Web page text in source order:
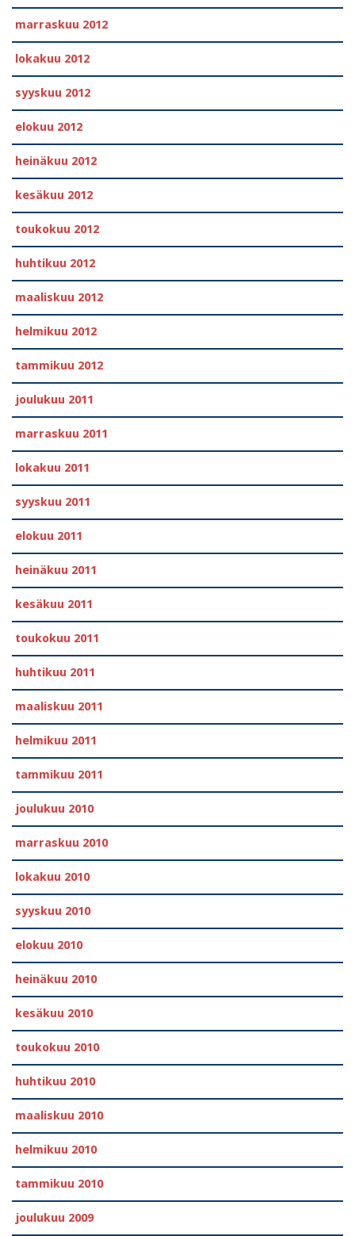
marraskuu 2012
lokakuu 2012
syyskuu 2012
elokuu 2012
heinäkuu 2012
kesäkuu 2012
toukokuu 2012
huhtikuu 2012
maaliskuu 2012
helmikuu 2012
tammikuu 2012
joulukuu 2011
marraskuu 2011
lokakuu 2011
syyskuu 2011
elokuu 2011
heinäkuu 2011
kesäkuu 2011
toukokuu 2011
huhtikuu 2011
maaliskuu 2011
helmikuu 2011
tammikuu 2011
joulukuu 2010
marraskuu 2010
lokakuu 2010
syyskuu 2010
elokuu 2010
heinäkuu 2010
kesäkuu 2010
toukokuu 2010
huhtikuu 2010
maaliskuu 2010
helmikuu 2010
tammikuu 2010
joulukuu 2009